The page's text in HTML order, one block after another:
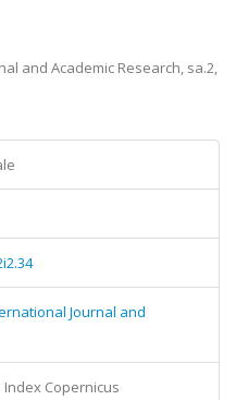
and Academic Research, sa.2,
Journal and
Index Copernicus